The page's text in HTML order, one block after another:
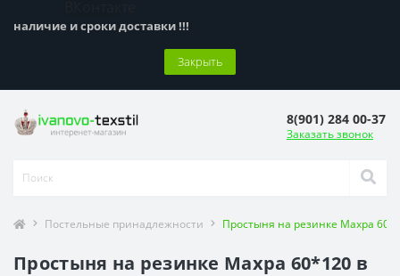
наличие и сроки доставки !!!
Закрыть
8(901) 284 00-37
Заказать звонок
Постельные принадлежности Простыня на резинке Махра
Простыня на резинке Махра 60*120 в